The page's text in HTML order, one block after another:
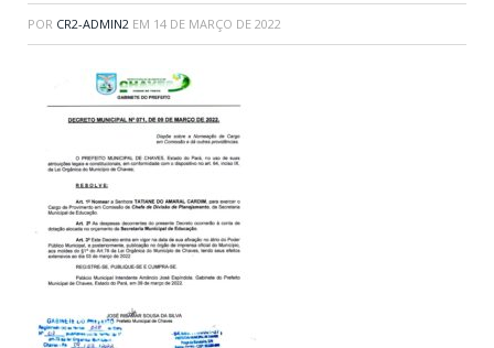
POR CR2-ADMIN2 EM 14 DE MARÇO DE 2022